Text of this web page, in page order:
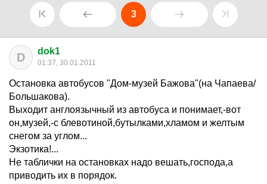
3
D dok1
01:37, 30.01.2011
Остановка автобусов "Дом-музей Бажова"(на Чапаева/
Большакова).
Выходит англоязычный из автобуса и понимает,-вот
он,музей,-с блевотиной,бутылками,хламом и желтым
снегом за углом...
Экзотика!...
Не таблички на остановках надо вешать,господа,а
приводить их в порядок.